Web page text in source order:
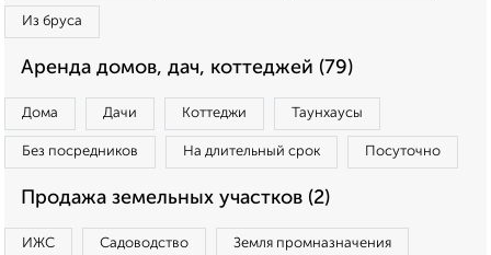
Из бруса
Аренда домов, дач, коттеджей (79)
Дома Дачи Коттеджи Таунхаусы
Без посредников На длительный срок Посуточно
Продажа земельных участков (2)
ИЖС Садоводство Земля промназначения